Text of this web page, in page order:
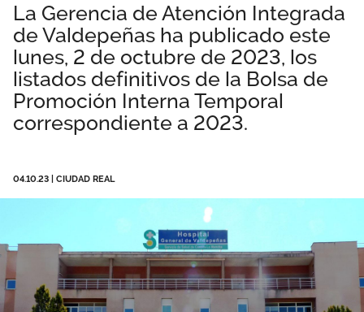
Ventajas
Noticias
Sala de prensa
Documentos
Publicaciones
Vídeos
Área privada
La Gerencia de Atención Integrada
de Valdepeñas ha publicado este
lunes, 2 de octubre de 2023, los
listados definitivos de la Bolsa de
Promoción Interna Temporal
correspondiente a 2023.
04.10.23 CIUDAD REAL